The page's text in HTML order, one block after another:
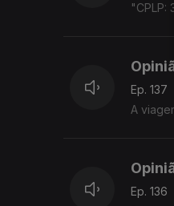
"CPLP:
Ep. 137
A
Ep. 136